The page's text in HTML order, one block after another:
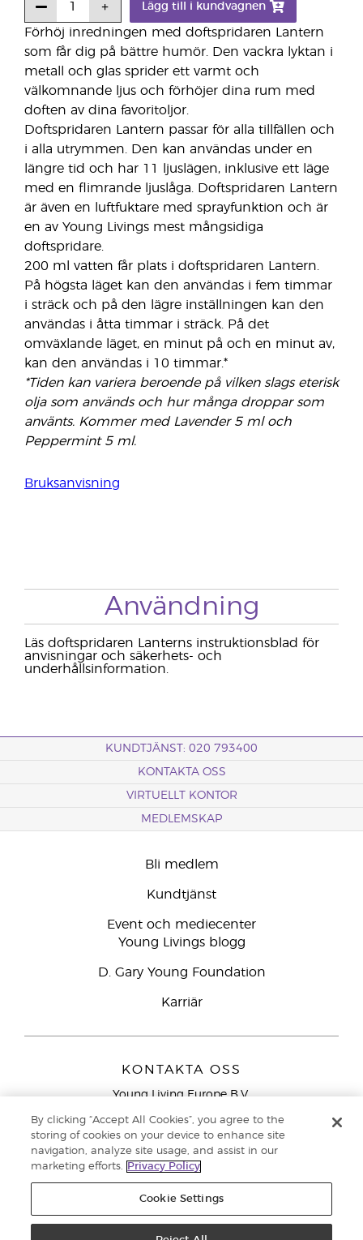
Förhöj inredningen med doftspridaren Lantern
som får dig på bättre humör. Den vackra lyktan i
metall och glas sprider ett varmt och
välkomnande ljus och förhöjer dina rum med
doften av dina favoritoljor.
Doftspridaren Lantern passar för alla tillfällen och
i alla utrymmen. Den kan användas under en
längre tid och har 11 ljuslägen, inklusive ett läge
med en flimrande ljuslåga. Doftspridaren Lantern
är även en luftfuktare med sprayfunktion och är
en av Young Livings mest mångsidiga
doftspridare.
200 ml vatten får plats i doftspridaren Lantern.
På högsta läget kan den användas i fem timmar
i sträck och på den lägre inställningen kan den
användas i åtta timmar i sträck. På det
omväxlande läget, en minut på och en minut av,
kan den användas i 10 timmar.*
*Tiden kan variera beroende på vilken slags eterisk
olja som används och hur många droppar som
använts. Kommer med Lavender 5 ml och
Peppermint 5 ml.
Bruksanvisning
Lägg till i kundvagnen
Användning
Läs doftspridaren Lanterns instruktionsblad för
anvisningar och säkerhets- och
underhållsinformation.
KUNDTJÄNST: 020 793400
KONTAKTA OSS
VIRTUELLT KONTOR
MEDLEMSKAP
Bli medlem
Kundtjänst
Event och mediecenter
Young Livings blogg
D. Gary Young Foundation
Karriär
KONTAKTA OSS
Young Living Europe B.V.
9727 AJ Groningen
Nederländerna
Kundtjänst – Avgiftsfritt lokalsamtal (ej från
mobiltelefon):020 793400
By clicking “Accept All Cookies”, you agree to the
storing of cookies on your device to enhance site
navigation, analyze site usage, and assist in our
marketing efforts.
Privacy Policy
Cookie Settings